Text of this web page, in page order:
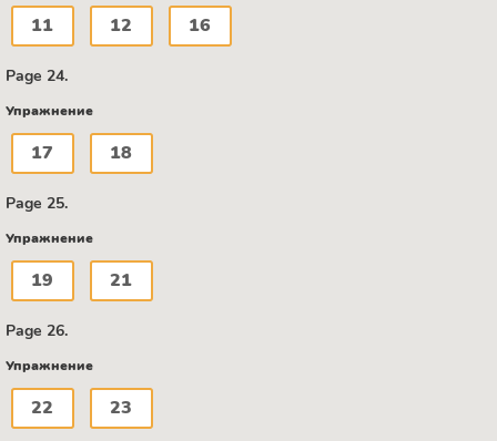
11 12 16
Page 24.
Упражнение
17 18
Page 25.
Упражнение
19 21
Page 26.
Упражнение
22 23